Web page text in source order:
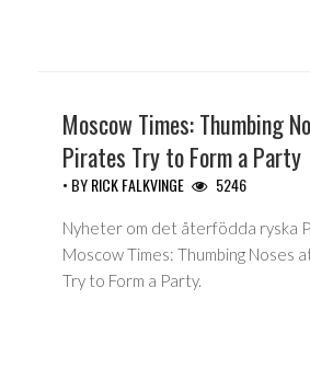
Moscow Times: Thumbing
Pirates Try to Form a Party
• BYRICK FALKVINGE 5246
Nyheter om det återfödda ryska
Moscow Times: Thumbing Noses
Try to Form a Party.